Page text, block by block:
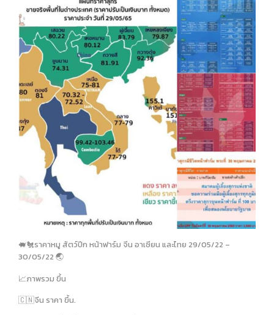
🐖🐔ราคาหมู สัตว์ปีก หน้าฟาร์ม จีน อาเซียน และไทย 29/05/22 –
30/05/22 🌏
📈ภาพรวม ขึ้น
🇨🇳จีน ราคา ขึ้น.